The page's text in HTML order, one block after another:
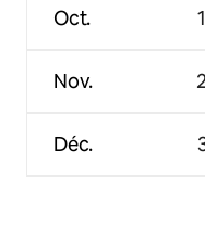
Oct.
Nov.
Déc.